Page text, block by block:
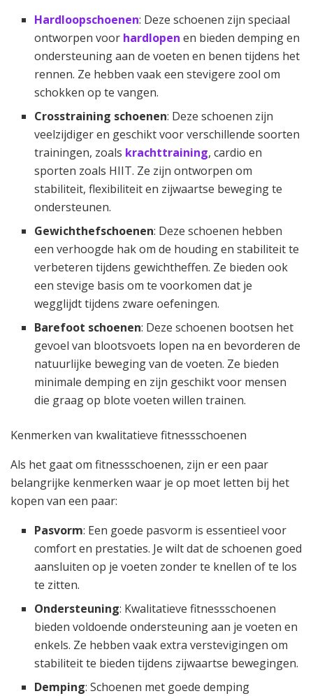
Hardloopschoenen: Deze schoenen zijn speciaal
ontworpen voor hardlopen en bieden demping en
ondersteuning aan de voeten en benen tijdens het
rennen. Ze hebben vaak een stevigere zool om
schokken op te vangen.
Crosstraining schoenen: Deze schoenen zijn
veelzijdiger en geschikt voor verschillende soorten
trainingen, zoals krachttraining, cardio en
sporten zoals HIIT. Ze zijn ontworpen om
stabiliteit, flexibiliteit en zijwaartse beweging te
ondersteunen.
Gewichthefschoenen: Deze schoenen hebben
een verhoogde hak om de houding en stabiliteit te
verbeteren tijdens gewichtheffen. Ze bieden ook
een stevige basis om te voorkomen dat je
wegglijdt tijdens zware oefeningen.
Barefoot schoenen: Deze schoenen bootsen het
gevoel van blootsvoets lopen na en bevorderen de
natuurlijke beweging van de voeten. Ze bieden
minimale demping en zijn geschikt voor mensen
die graag op blote voeten willen trainen.
Kenmerken van kwalitatieve fitnessschoenen
Als het gaat om fitnessschoenen, zijn er een paar
belangrijke kenmerken waar je op moet letten bij het
kopen van een paar:
Pasvorm: Een goede pasvorm is essentieel voor
comfort en prestaties. Je wilt dat de schoenen goed
aansluiten op je voeten zonder te knellen of te los
te zitten.
Ondersteuning: Kwalitatieve fitnessschoenen
bieden voldoende ondersteuning aan je voeten en
enkels. Ze hebben vaak extra verstevigingen om
stabiliteit te bieden tijdens zijwaartse bewegingen.
Demping: Schoenen met goede demping